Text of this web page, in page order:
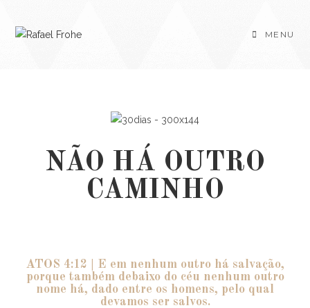
MENU
NÃO HÁ OUTRO
CAMINHO
ATOS 4:12 | E em nenhum outro há salvação,
porque também debaixo do céu nenhum outro
nome há, dado entre os homens, pelo qual
devamos ser salvos.